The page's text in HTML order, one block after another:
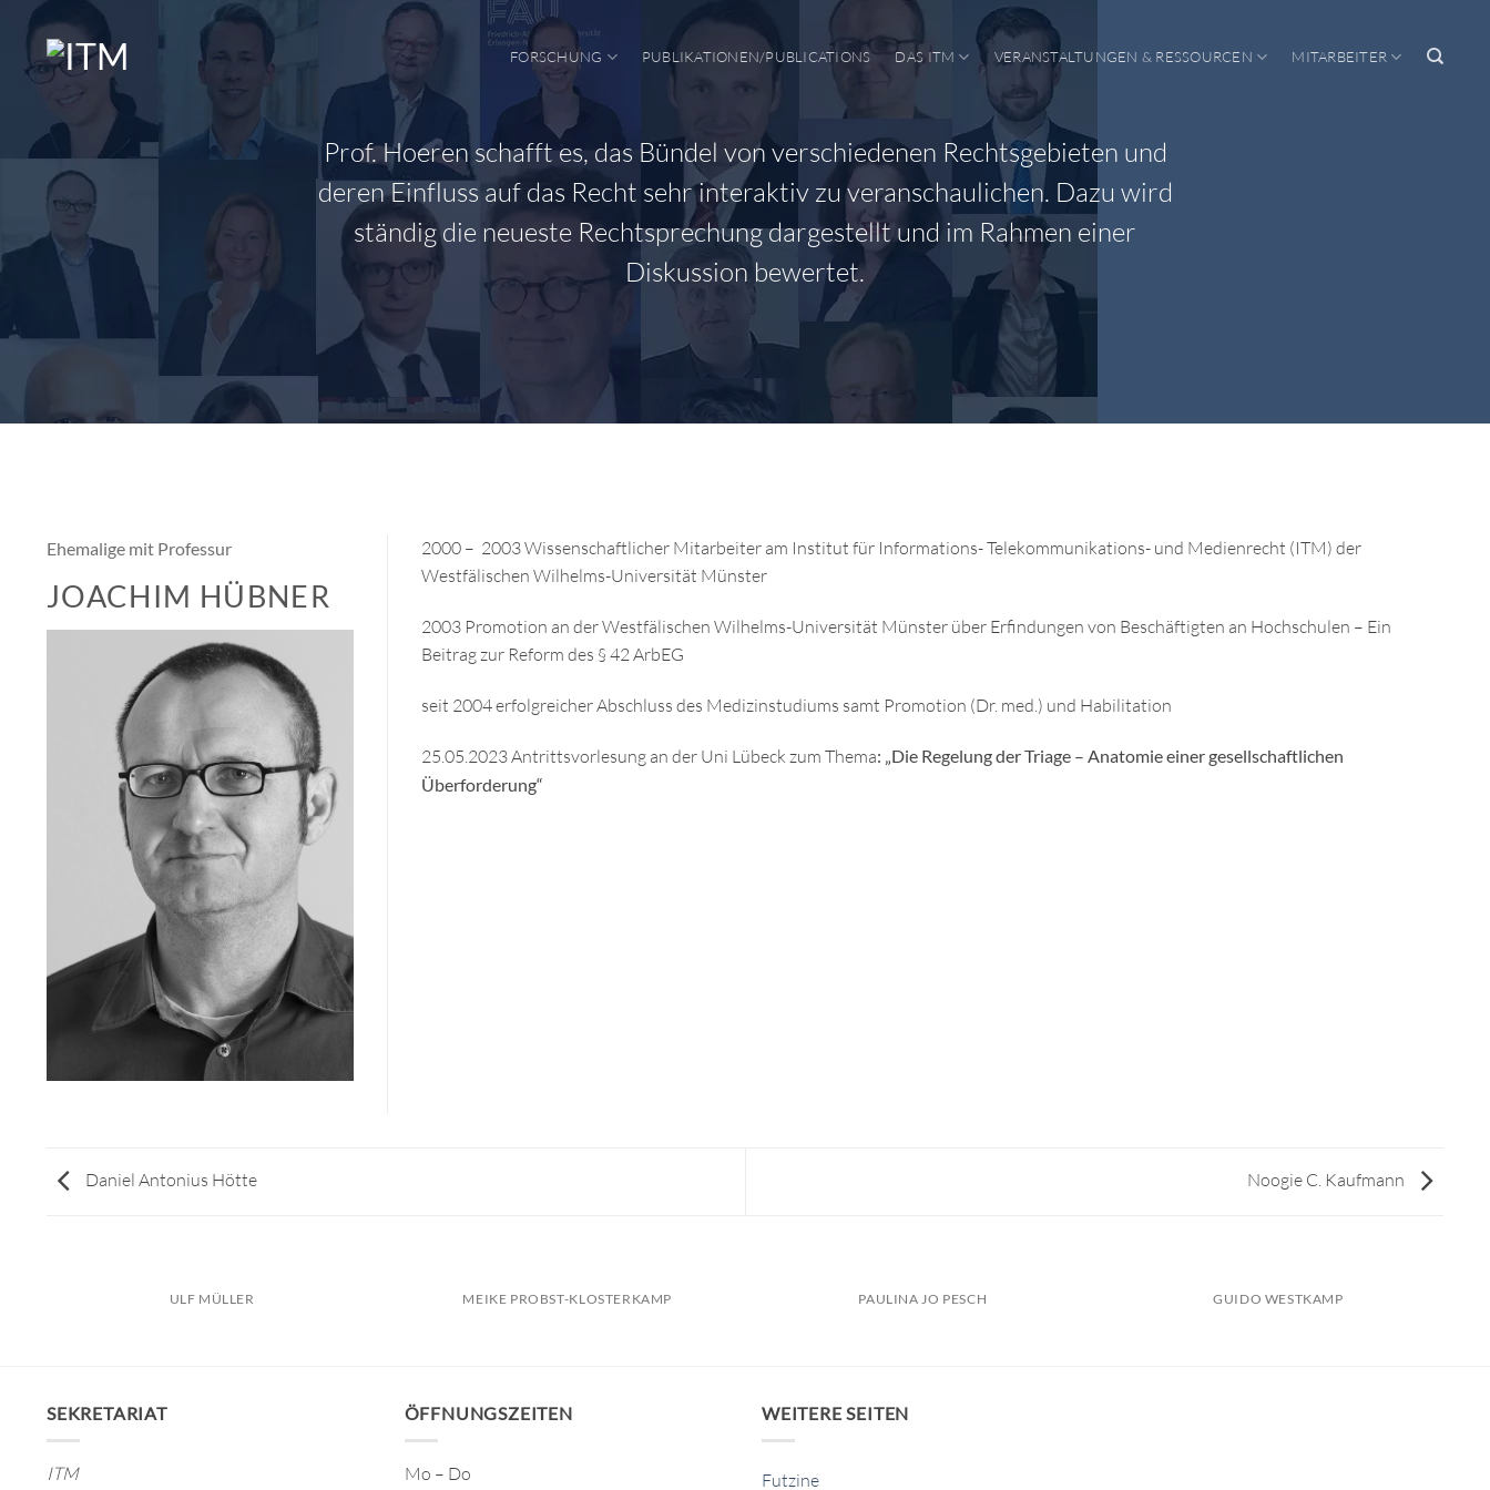
Zum
springen
FORSCHUNG PUBLIKATIONEN/PUBLICATIONS DAS ITM VERANSTALTUNGEN & RESSOURCEN MITARBEITER
Prof. Hoeren schafft es, das Bündel von verschiedenen Rechtsgebieten und
deren Einfluss auf das Recht sehr interaktiv zu veranschaulichen. Dazu wird
ständig die neueste Rechtsprechung dargestellt und im Rahmen einer
Diskussion bewertet.
Ehemalige mit Professur
JOACHIM HÜBNER
2000 – 2003 Wissenschaftlicher Mitarbeiter am Institut für Informations- Telekommunikations- und Medienrecht (ITM) der
Westfälischen Wilhelms-Universität Münster
2003 Promotion an der Westfälischen Wilhelms-Universität Münster über Erfindungen von Beschäftigten an Hochschulen – Ein
Beitrag zur Reform des § 42 ArbEG
seit 2004 erfolgreicher Abschluss des Medizinstudiums samt Promotion (Dr. med.) und Habilitation
25.05.2023 Antrittsvorlesung an der Uni Lübeck zum Thema: „Die Regelung der Triage – Anatomie einer gesellschaftlichen
Überforderung“
Daniel Antonius Hötte Noogie C. Kaufmann
ULF MÜLLER MEIKE PROBST-KLOSTERKAMP PAULINA JO PESCH GUIDO WESTKAMP
SEKRETARIAT
ITM
ÖFFNUNGSZEITEN
Mo – Do
WEITERE SEITEN
Futzine